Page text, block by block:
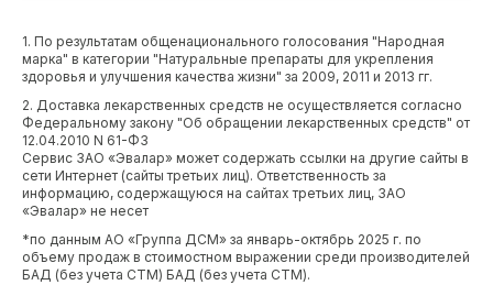
1. По результатам общенационального голосования "Народная
марка" в категории "Натуральные препараты для укрепления
здоровья и улучшения качества жизни" за 2009, 2011 и 2013 гг.
2. Доставка лекарственных средств не осуществляется согласно
Федеральному закону "Об обращении лекарственных средств" от
12.04.2010 N 61-ФЗ
Сервис ЗАО «Эвалар» может содержать ссылки на другие сайты в
сети Интернет (сайты третьих лиц). Ответственность за
информацию, содержащуюся на сайтах третьих лиц, ЗАО
«Эвалар» не несет
*по данным АО «Группа ДСМ» за январь-октябрь 2025 г. по
объему продаж в стоимостном выражении среди производителей
БАД (без учета СТМ) БАД (без учета СТМ).